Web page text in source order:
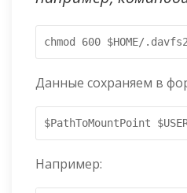
chmod 600 $HOME/
Данные сохраняем в
$PathToMountPoint $USER
Например: